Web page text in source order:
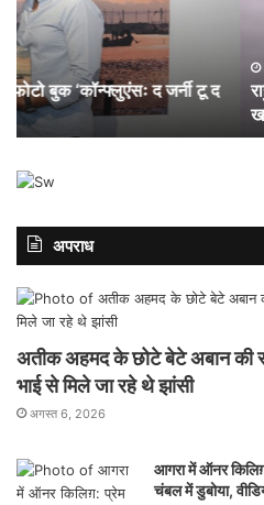
सरकार
बनने
पर
सीएपीएफ
के
साथ
खत्म
जाएगा
अप्रैल 9, 2026
राहुल गांधी बोले-कांग्रेस की सरकार
खत्म किया जाएगा
अपराध
अतीक अहमद के छोटे बेटे अबान की
भाई से मिले जा रहे थे झांसी
अगस्त 6, 2026
आगरा में ऑनर
चंबल में डुबोया,